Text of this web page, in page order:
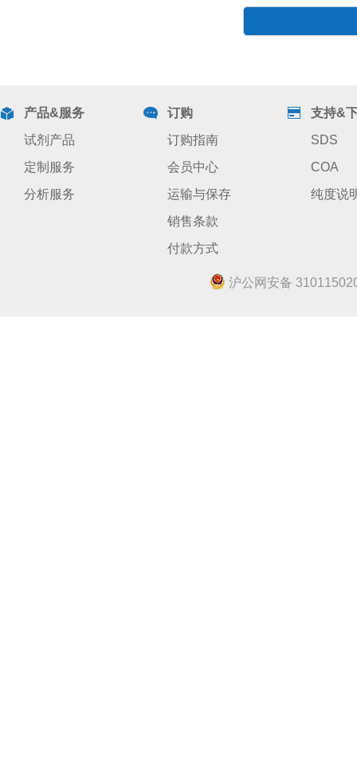
产品&服务
试剂产品
定制服务
分析服务
订购
订购指南
会员中心
运输与保存
销售条款
付款方式
支持&
SDS
COA
纯度说
沪公网安备